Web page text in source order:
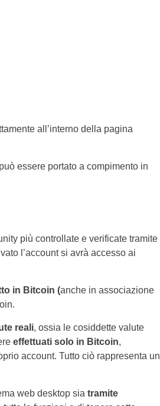
all’interno della pagina
essere portato a compimento in
più controllate e verificate tramite
l’account si avrà accesso ai
in Bitcoin (anche in associazione
reali, ossia le cosiddette valute
effettuati solo in Bitcoin,
account. Tutto ciò rappresenta un
web desktop sia tramite